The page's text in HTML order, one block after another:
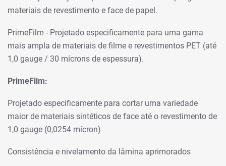
materiais de revestimento e face de papel.
PrimeFilm - Projetado especificamente para uma gama
mais ampla de materiais de filme e revestimentos PET (até
1,0 gauge / 30 mícrons de espessura).
PrimeFilm:
Projetado especificamente para cortar uma variedade
maior de materiais sintéticos de face até o revestimento de
1,0 gauge (0,0254 mícron)
Consistência e nivelamento da lâmina aprimorados